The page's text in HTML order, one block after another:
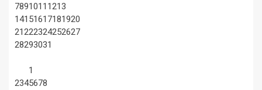
7891011 1213
14151617181920
21222324252627
28293031
1
2345678